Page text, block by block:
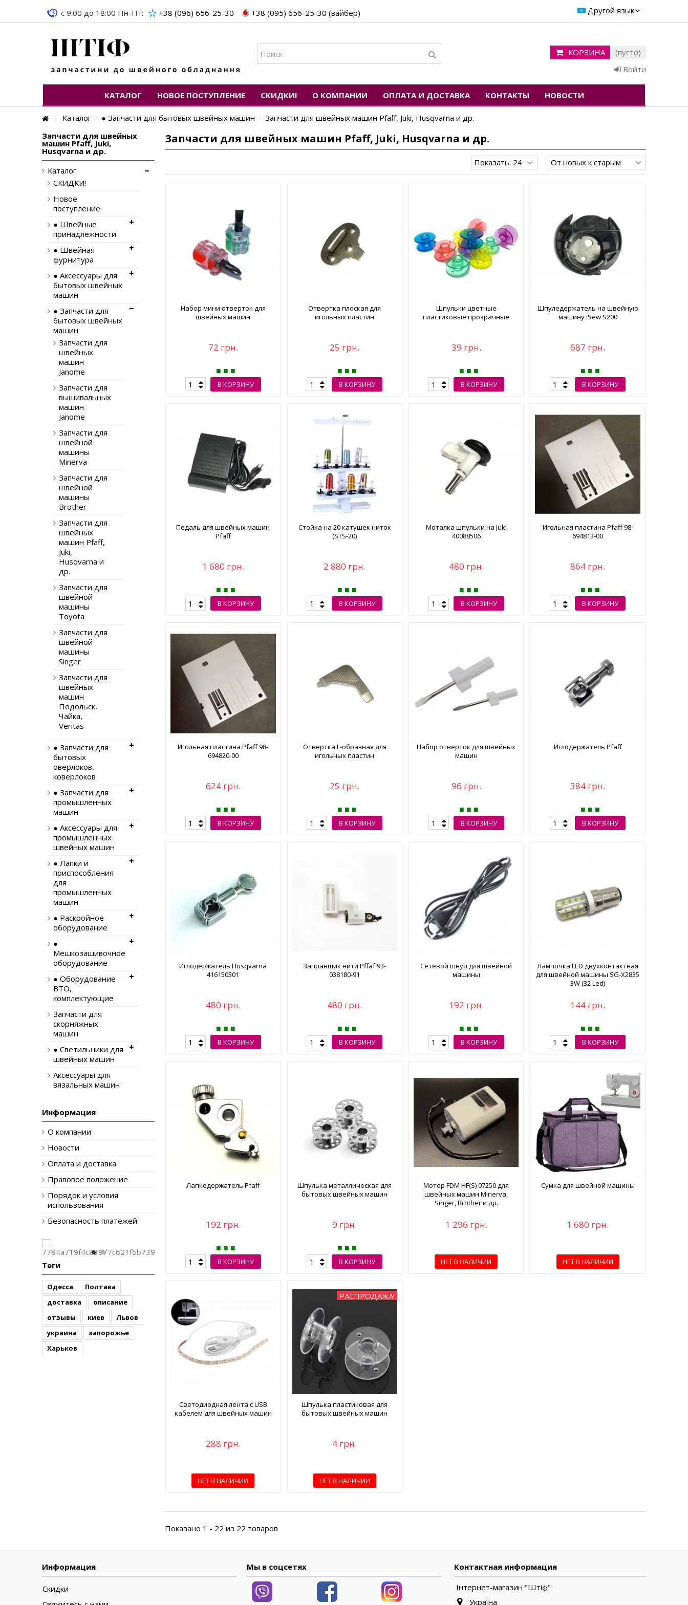
Другой язык
c 9:00 до 18:00 Пн-Пт: +38 (096) 656-25-30 +38 (095) 656-25-30 (вайбер)
КОРЗИНА
(пусто)
Войти
КАТАЛОГ НОВОЕ ПОСТУПЛЕНИЕ СКИДКИ! О КОМПАНИИ ОПЛАТА И ДОСТАВКА КОНТАКТЫ НОВОСТИ
Каталог ● Запчасти для бытовых швейных машин Запчасти для швейных машин Pfaff, Juki, Husqvarna и др.
Запчасти для швейных машин Pfaff, Juki, Husqvarna и др.
Набор мини отверток для
швейных машин
72 грн.
В КОРЗИНУ
Отвертка плоская для
игольных пластин
25 грн.
В КОРЗИНУ
Шпульки цветные
пластиковые прозрачные
39 грн.
В КОРЗИНУ
Шпуледержатель на швейную
машину iSew S200
687 грн.
В КОРЗИНУ
Педаль для швейных машин
Pfaff
1 680 грн.
В КОРЗИНУ
Стойка на 20 катушек ниток
(STS-20)
2 880 грн.
В КОРЗИНУ
Моталка шпульки на Juki
40088506
480 грн.
В КОРЗИНУ
Игольная пластина Pfaff 98-
694813-00
864 грн.
В КОРЗИНУ
Игольная пластина Pfaff 98-
694820-00
624 грн.
В КОРЗИНУ
Отвертка L-образная для
игольных пластин
25 грн.
В КОРЗИНУ
Набор отверток для швейных
машин
96 грн.
В КОРЗИНУ
Иглодержатель Pfaff
384 грн.
В КОРЗИНУ
Иглодержатель Husqvarna
416150301
480 грн.
В КОРЗИНУ
Заправщик нити Pffaf 93-
038180-91
480 грн.
В КОРЗИНУ
Сетевой шнур для швейной
машины
192 грн.
В КОРЗИНУ
Лампочка LED двухконтактная
для швейной машины SG-X2835
3W (32 Led)
144 грн.
В КОРЗИНУ
Лапкодержатель Pfaff
192 грн.
В КОРЗИНУ
Шпулька металлическая для
бытовых швейных машин
9 грн.
В КОРЗИНУ
Мотор FDM HF(S) 07250 для
швейных машин Minerva,
Singer, Brother и др.
1 296 грн.
НЕТ В НАЛИЧИИ
Сумка для швейной машины
1 680 грн.
НЕТ В НАЛИЧИИ
Светодиодная лента с USB
кабелем для швейных машин
288 грн.
НЕТ В НАЛИЧИИ
РАСПРОДАЖА!
Шпулька пластиковая для
бытовых швейных машин
4 грн.
НЕТ В НАЛИЧИИ
Показано 1 - 22 из 22 товаров
Запчасти для швейных
машин Pfaff, Juki,
Husqvarna и др.
Каталог
СКИДКИ!
Новое
поступление
● Швейные
принадлежности
● Швейная
фурнитура
● Аксессуары для
бытовых швейных
машин
● Запчасти для
бытовых швейных
машин
Запчасти для
швейных
машин
Janome
Запчасти для
вышивальных
машин
Janome
Запчасти для
швейной
машины
Minerva
Запчасти для
швейной
машины
Brother
Запчасти для
швейных
машин Pfaff,
Juki,
Husqvarna и
др.
Запчасти для
швейной
машины
Toyota
Запчасти для
швейной
машины
Singer
Запчасти для
швейных
машин
Подольск,
Чайка,
Veritas
● Запчасти для
бытовых
оверлоков,
коверлоков
● Запчасти для
промышленных
машин
● Аксессуары для
промышленных
швейных машин
● Лапки и
приспособления
для
промышленных
машин
● Раскройное
оборудование
●
Мешкозашивочное
оборудование
● Оборудование
ВТО,
комплектующие
Запчасти для
скорняжных
машин
● Светильники для
швейных машин
Аксессуары для
вязальных машин
Информация
О компании
Новости
Оплата и доставка
Правовое положение
Порядок и условия
использования
Безопасность платежей
Теги
Одесса
Полтава
доставка
описание
отзывы
киев
Львов
украина
запорожье
Харьков
Информация
Скидки
Мы в соцсетях
Контактная информация
Інтернет-магазин "Штіф"
Україна